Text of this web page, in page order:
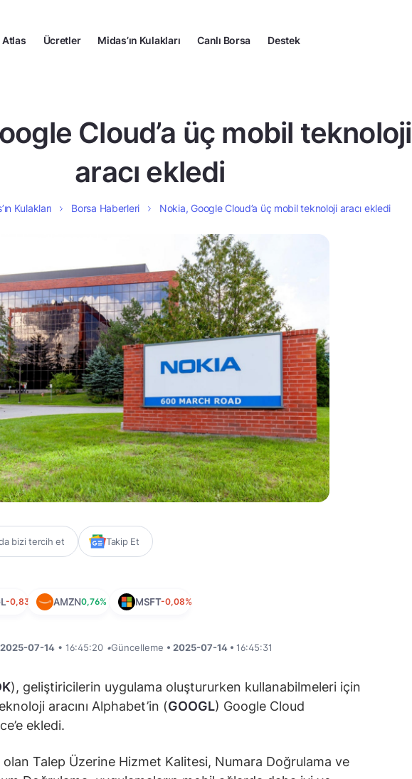
Atlas Ücretler Midas’ın Kulakları Canlı Borsa Destek
Cloud’a üç mobil teknoloji
aracı ekledi
Kulakları Borsa Haberleri Nokia, Google Cloud’a üç mobil teknoloji aracı ekledi
bizi tercih et Takip Et
-0,83% AMZN0,76% MSFT-0,08%
2025-07-14 • 16:45:20 •Güncelleme • 2025-07-14 • 16:45:31
), geliştiricilerin uygulama oluştururken kullanabilmeleri için
aracını Alphabet’in (GOOGL) Google Cloud
ekledi.
olan Talep Üzerine Hizmet Kalitesi, Numara Doğrulama ve